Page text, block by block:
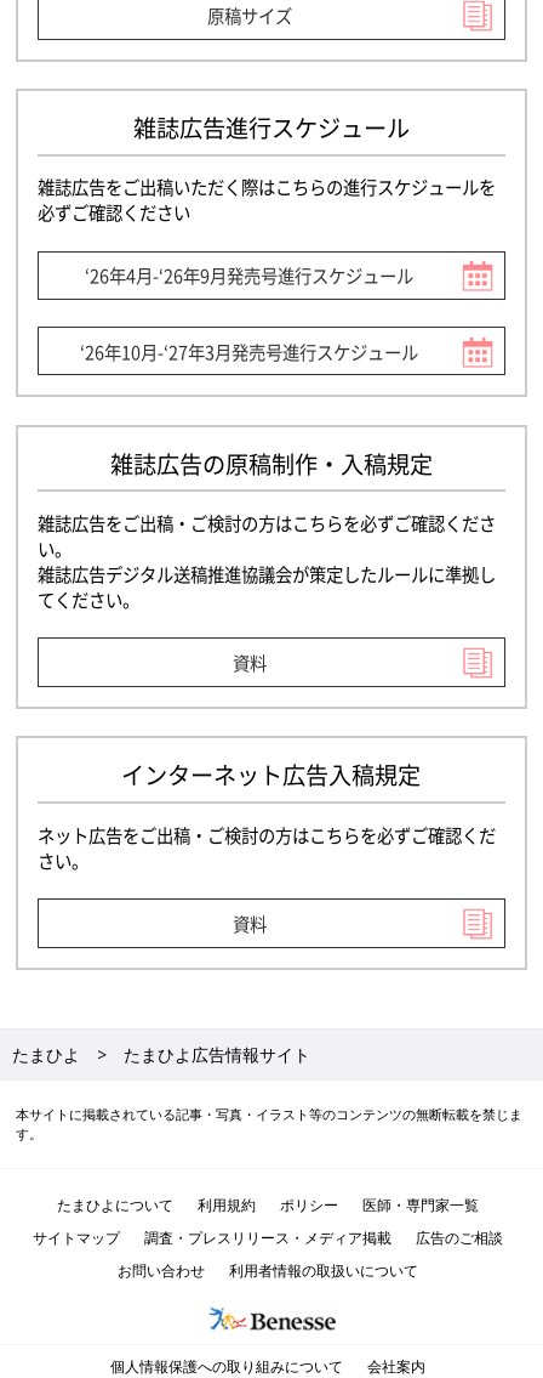
原稿サイズ
雑誌広告進行スケジュール
雑誌広告をご出稿いただく際はこちらの進行スケジュールを
必ずご確認ください
‘26年4月-‘26年9月発売号進行スケジュール
‘26年10月-‘27年3月発売号進行スケジュール
雑誌広告の原稿制作・入稿規定
雑誌広告をご出稿・ご検討の方はこちらを必ずご確認くださ
い。
雑誌広告デジタル送稿推進協議会が策定したルールに準拠し
てください。
資料
インターネット広告入稿規定
ネット広告をご出稿・ご検討の方はこちらを必ずご確認くだ
さい。
資料
たまひよ たまひよ広告情報サイト
本サイトに掲載されている記事・写真・イラスト等のコンテンツの無断転載を禁じま
す。
たまひよについて 利用規約 ポリシー
医師・専門家一覧
サイトマップ
調査・プレスリリース・メディア掲載
広告のご相談
お問い合わせ
利用者情報の取扱いについて
個人情報保護への取り組みについて 会社案内